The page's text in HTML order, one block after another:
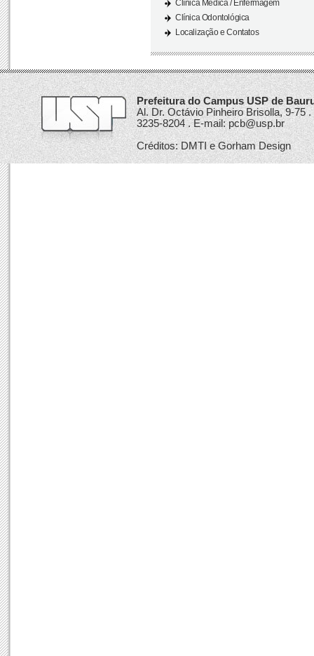
Clínica Médica / Enfermagem
Clínica Odontológica
Localização e Contatos
Prefeitura do Campus USP de
Al. Dr. Octávio Pinheiro Brisolla, 9-75
3235-8204 . E-mail: pcb@usp.br
Créditos: DMTI e Gorham Design